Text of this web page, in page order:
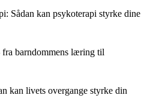
Sådan kan psykoterapi styrke dine
barndommens læring til
kan livets overgange styrke din